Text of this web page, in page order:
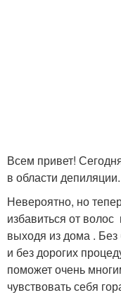
Всем привет!
в области депиляции.
Невероятно, но
избавиться от
выходя из дома . Без
и без дорогих
поможет очень
чувствовать себя